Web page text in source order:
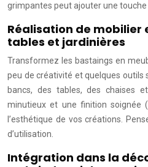
grimpantes peut ajouter une touche
Réalisation de mobilier
tables et jardinières
Transformez les bastaings en
peu de créativité et quelques outils
bancs, des tables, des chaises
minutieux et une finition soignée
l’esthétique de vos créations.
d’utilisation.
Intégration dans la